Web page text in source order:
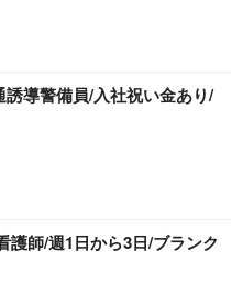
導警備員/入社祝い金あり/
護師/週1日から3日/ブランク